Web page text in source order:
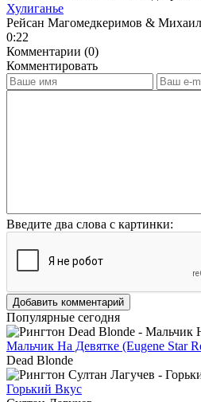
Хулиганье
Рейсан Магомедкеримов &
0:22
Комментарии (0)
Комментировать
Введите два слова с картинки:
Добавить комментарий
Популярные сегодня
Мальчик На Девятке (Eugene Star
Dead Blonde
Горький Вкус